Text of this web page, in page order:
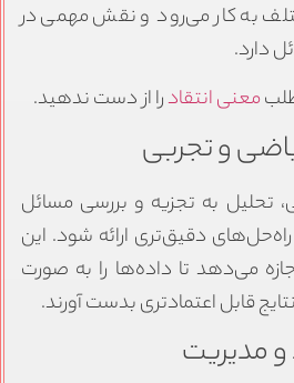
به کار می‌رود و نقش مهمی در
دارد.
معنی انتقادرا از دست ندهید.
و تجربی
تحلیل به تجزیه و بررسی مسائل
دقیق‌تری ارائه شود. این
می‌دهد تا داده‌ها را به صورت
قابل اعتمادتری بدست آورند.
و مدیریت